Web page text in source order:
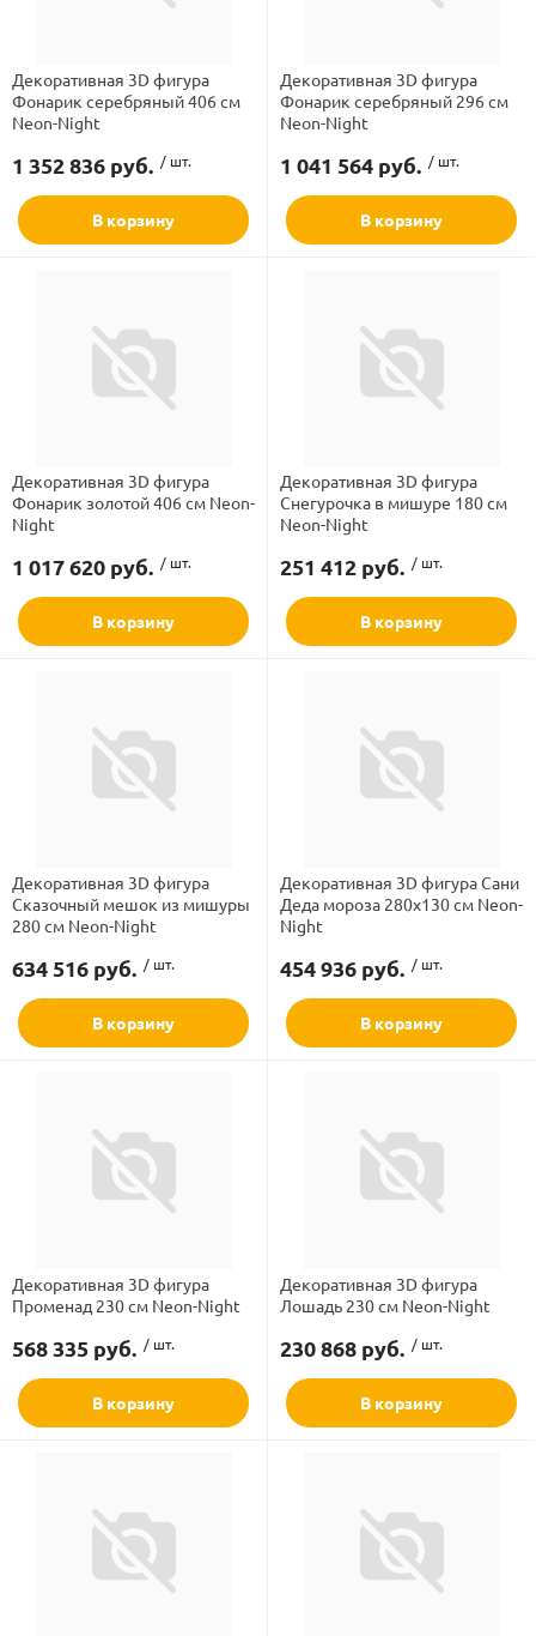
Декоративная 3D фигура
Фонарик серебряный 406 см
Neon-Night
1 352 836 руб. / шт.
В корзину
Декоративная 3D фигура
Фонарик серебряный 296 см
Neon-Night
1 041 564 руб. / шт.
В корзину
Декоративная 3D фигура
Фонарик золотой 406 см Neon-
Night
1 017 620 руб. / шт.
В корзину
Декоративная 3D фигура
Снегурочка в мишуре 180 см
Neon-Night
251 412 руб. / шт.
В корзину
Декоративная 3D фигура
Сказочный мешок из мишуры
280 см Neon-Night
634 516 руб. / шт.
В корзину
Декоративная 3D фигура Сани
Деда мороза 280х130 см Neon-
Night
454 936 руб. / шт.
В корзину
Декоративная 3D фигура
Променад 230 см Neon-Night
568 335 руб. / шт.
В корзину
Декоративная 3D фигура
Лошадь 230 см Neon-Night
230 868 руб. / шт.
В корзину